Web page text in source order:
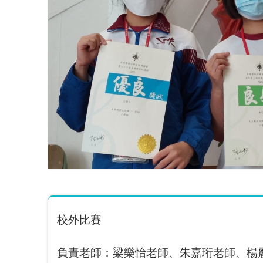
校外比賽
負責老師：梁樂怡老師、朱嘉珩老師、楊